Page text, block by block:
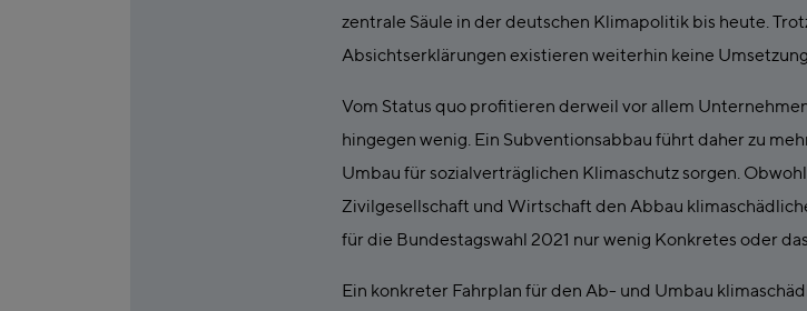
zentrale Säule in der deutschen Klimapolitik bis heute.
Absichtserklärungen existieren weiterhin keine
Vom Status quo profitieren derweil vor allem
hingegen wenig. Ein Subventionsabbau führt daher zu
Umbau für sozialverträglichen Klimaschutz sorgen.
Zivilgesellschaft und Wirtschaft den Abbau
für die Bundestagswahl 2021 nur wenig Konkretes oder
Ein konkreter Fahrplan für den Ab- und Umbau